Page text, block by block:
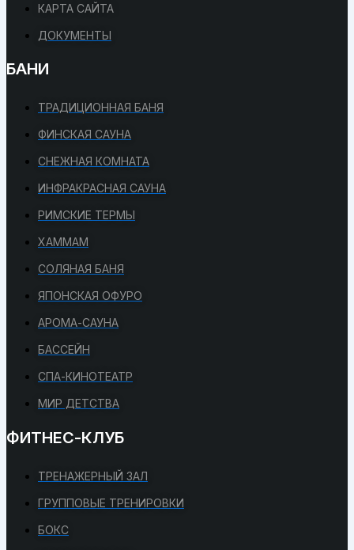
КАРТА САЙТА
ДОКУМЕНТЫ
БАНИ
ТРАДИЦИОННАЯ БАНЯ
ФИНСКАЯ САУНА
СНЕЖНАЯ КОМНАТА
ИНФРАКРАСНАЯ САУНА
РИМСКИЕ ТЕРМЫ
ХАММАМ
СОЛЯНАЯ БАНЯ
ЯПОНСКАЯ ОФУРО
АРОМА-САУНА
БАССЕЙН
СПА-КИНОТЕАТР
МИР ДЕТСТВА
ФИТНЕС-КЛУБ
ТРЕНАЖЕРНЫЙ ЗАЛ
ГРУППОВЫЕ ТРЕНИРОВКИ
БОКС